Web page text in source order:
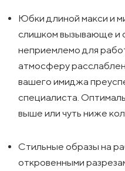
Юбки длиной макси и
слишком вызывающе и
неприемлемо для
атмосферу
вашего имиджа
специалиста.
выше или чуть ниже
Стильные образы на
откровенными